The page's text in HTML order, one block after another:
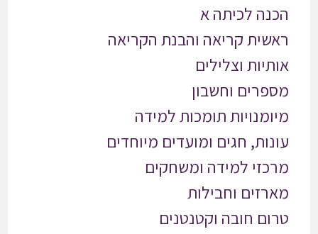
הכנה לכיתה א
ראשית קריאה והבנת הקריאה
אותיות וצלילים
מספרים וחשבון
מיומנויות תומכות למידה
עונות, חגים ומועדים מיוחדים
מרכזי למידה ומשחקים
מארזים וחבילות
טרום חובה וקטנטנים